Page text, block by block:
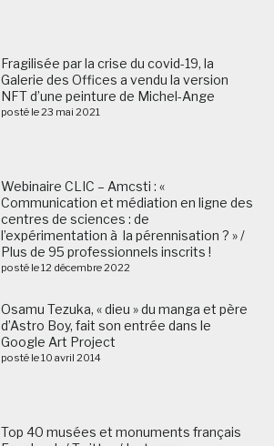
Fragilisée par la crise du covid-19, la
Galerie des Offices a vendu la version
NFT d’une peinture de Michel-Ange
posté le 23 mai 2021
Webinaire CLIC – Amcsti : «
Communication et médiation en ligne des
centres de sciences : de
l’expérimentation à la pérennisation ? » /
Plus de 95 professionnels inscrits !
posté le 12 décembre 2022
Osamu Tezuka, « dieu » du manga et père
d’Astro Boy, fait son entrée dans le
Google Art Project
posté le 10 avril 2014
Top 40 musées et monuments français